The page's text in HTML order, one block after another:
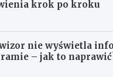
krok po kroku
nie wyświetla
– jak to